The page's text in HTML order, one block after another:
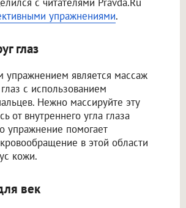
упражнениями.
глаз
является массаж
с использованием
Нежно массируйте эту
от внутреннего угла глаза
упражнение помогает
в этой области
кожи.
век